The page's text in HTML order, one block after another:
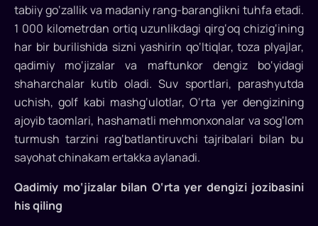
shaharlari
haqida
eshitganmisiz?
Turk
Rivierasi
O‘rta
dengizidagi
eng
jozibali
manzillardan
tabiiy go‘zallik va madaniy rang-baranglikni tuhfa etadi.
1 000 kilometrdan ortiq uzunlikdagi qirg‘oq chizig‘ining
har bir burilishida sizni yashirin qo‘ltiqlar, toza plyajlar,
qadimiy mo‘jizalar va maftunkor dengiz bo‘yidagi
shaharchalar kutib oladi. Suv sportlari, parashyutda
uchish, golf kabi mashg‘ulotlar, O‘rta yer dengizining
ajoyib taomlari, hashamatli mehmonxonalar va sog‘lom
turmush tarzini rag‘batlantiruvchi tajribalari bilan bu
sayohat chinakam ertakka aylanadi.
Qadimiy mo‘jizalar bilan O‘rta yer dengizi jozibasini
his qiling